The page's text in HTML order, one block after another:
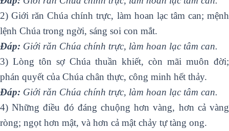
2) Giới răn Chúa chính trực, làm hoan lạc tâm can; mệnh
lệnh Chúa trong ngời, sáng soi con mắt.
Ðáp: Giới răn Chúa chính trực, làm hoan lạc tâm can.
3) Lòng tôn sợ Chúa thuần khiết, còn mãi muôn đời;
phán quyết của Chúa chân thực, công minh hết thảy.
Ðáp: Giới răn Chúa chính trực, làm hoan lạc tâm can.
4) Những điều đó đáng chuộng hơn vàng, hơn cả vàng
ròng; ngọt hơn mật, và hơn cả mật chảy tự tàng ong.